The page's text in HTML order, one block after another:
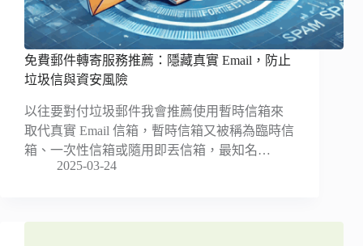
免費郵件轉寄服務推薦：隱藏真實 Email，防止
垃圾信與資安風險
以往要對付垃圾郵件我會推薦使用暫時信箱來
取代真實 Email 信箱，暫時信箱又被稱為臨時信
箱、一次性信箱或隨用即丟信箱，最知名…
2025-03-24